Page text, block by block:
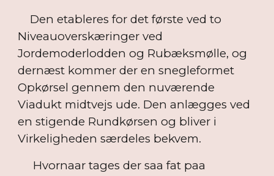
Den etableres for det første ved to
Niveauoverskæringer ved
Jordemoderlodden og Rubæksmølle, og
dernæst kommer der en snegleformet
Opkørsel gennem den nuværende
Viadukt midtvejs ude. Den anlægges ved
en stigende Rundkørsen og bliver i
Virkeligheden særdeles bekvem.
Hvornaar tages der saa fat paa